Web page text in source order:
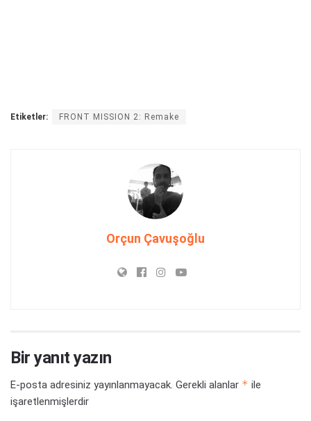
Etiketler: FRONT MISSION 2: Remake
Orçun Çavuşoğlu
Bir yanıt yazın
E-posta adresiniz yayınlanmayacak. Gerekli alanlar * ile
işaretlenmişlerdir